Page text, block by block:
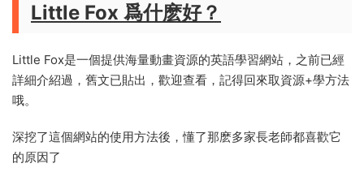
Little Fox 爲什麽好？
Little Fox是一個提供海量動畫資源的英語學習網站，之前已經
詳細介紹過，舊文已貼出，歡迎查看，記得回來取資源+學方法
哦。
深挖了這個網站的使用方法後，懂了那麽多家長老師都喜歡它
的原因了